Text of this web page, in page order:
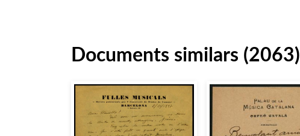
Documents similars (2063)